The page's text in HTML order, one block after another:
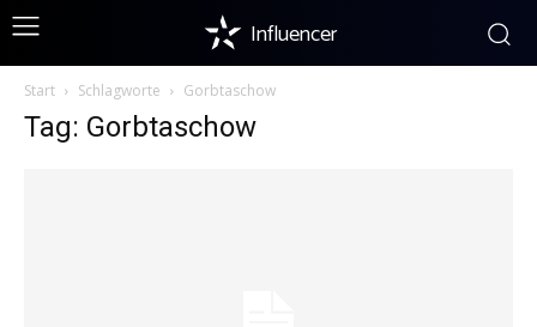
Influencer
Start Schlagworte Gorbtaschow
Tag: Gorbtaschow